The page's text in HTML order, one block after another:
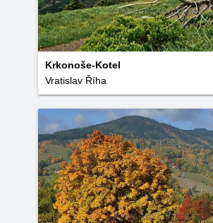
Krkonoše-Kotel
Vratislav Říha